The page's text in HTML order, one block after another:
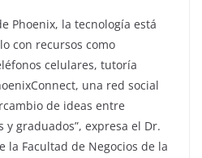
Phoenix, la tecnología está
con recursos como
celulares, tutoría
una red social
de ideas entre
graduados”, expresa el Dr.
la Facultad de Negocios de la